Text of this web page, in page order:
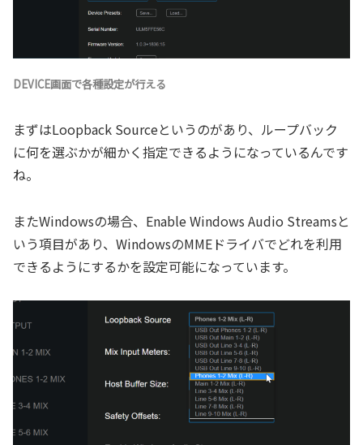
DEVICE画面で各種設定が行える
まずはLoopback Sourceというのがあり、ループバック
に何を選ぶかが細かく指定できるようになっているんです
ね。
またWindowsの場合、Enable Windows Audio Streamsと
いう項目があり、WindowsのMMEドライバでどれを利用
できるようにするかを設定可能になっています。